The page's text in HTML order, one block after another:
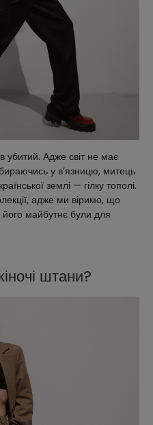
убитий. Адже світ не має
у в’язницю, митець
землі — гілку тополі.
адже ми віримо, що
майбутнє були для
штани?